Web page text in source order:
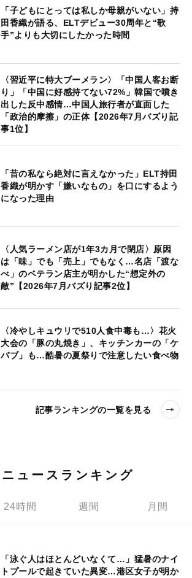
「子どもにとっては私しか母親がいない」持
田香織が語る、ELTデビュー30周年と“歌
手”よりも大切にしたかった時間
〈習近平に特大ブーメラン〉「中国人客お断
り」「中国に好感持てない72%」韓国で噴き
出した反中感情…中国人旅行者が直面した
「政治的摩擦」の正体【2026年7月バズり記
事1位】
「昔の私なら絶対に言えなかった」ELT持田
香織が明かす「嫌いなもの」を口にするよう
になった理由
〈人気ラーメン店が1年3カ月で閉店〉原因
は「味」でも「売上」でもなく…名店「渡な
べ」のベテラン店主が明かした“想定外の
敵”【2026年7月バズり記事2位】
〈冷やしキュウリで510人食中毒も…〉花火
大会の「豚の丸焼き」、キッチンカーの「ケ
バブ」も…酷暑の夏祭りで注意したい食べ物
記事ランキングの一覧を見る
ニュースランキング
24時間 週間 月間
「泳ぐ人はほとんどいなくて…」猛暑のナイ
トプールで起きていた異変…港区女子が明か